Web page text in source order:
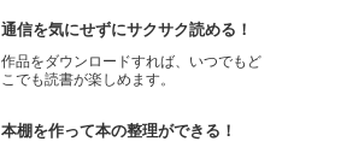
通信を気にせずにサクサク読める！
作品をダウンロードすれば、いつでもど
こでも読書が楽しめます。
本棚を作って本の整理ができる！